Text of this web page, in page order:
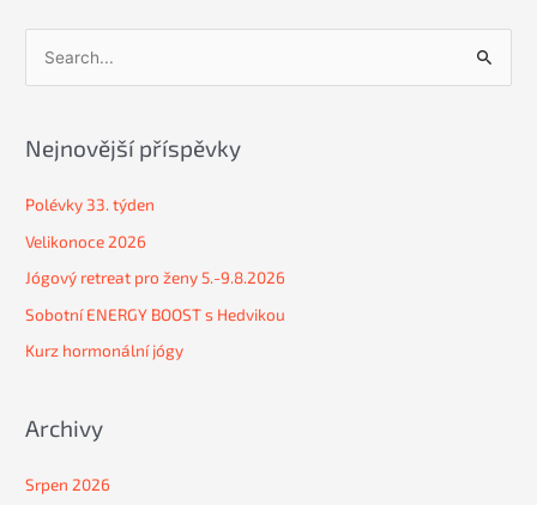
l
t
p
r
Nejnovější příspěvky
Polévky 33. týden
Velikonoce 2026
Jógový retreat pro ženy 5.-9.8.2026
Sobotní ENERGY BOOST s Hedvikou
Kurz hormonální jógy
Archivy
Srpen 2026